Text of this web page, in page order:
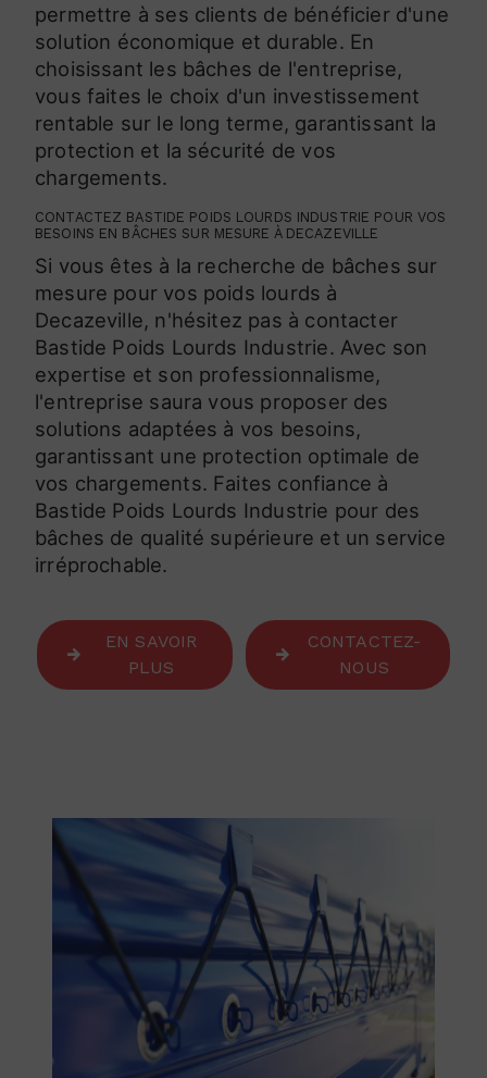
permettre à ses clients de bénéficier d'une
solution économique et durable. En
choisissant les bâches de l'entreprise,
vous faites le choix d'un investissement
rentable sur le long terme, garantissant la
protection et la sécurité de vos
chargements.
CONTACTEZ BASTIDE POIDS LOURDS INDUSTRIE POUR VOS
BESOINS EN BÂCHES SUR MESURE À DECAZEVILLE
Si vous êtes à la recherche de bâches sur
mesure pour vos poids lourds à
Decazeville, n'hésitez pas à contacter
Bastide Poids Lourds Industrie. Avec son
expertise et son professionnalisme,
l'entreprise saura vous proposer des
solutions adaptées à vos besoins,
garantissant une protection optimale de
vos chargements. Faites confiance à
Bastide Poids Lourds Industrie pour des
bâches de qualité supérieure et un service
irréprochable.
EN SAVOIR
PLUS
CONTACTEZ-
NOUS